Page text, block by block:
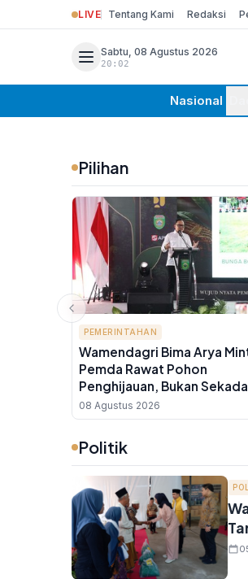
LIVE Tentang Kami Redaksi
Sabtu, 08 Agustus 2026
20:02
Nasional
Pilihan
PEMERINTAHAN
Wamendagri Bima Arya
Pemda Rawat Pohon
Penghijauan, Bukan
Tanam Lalu Ditinggal
08 Agustus 2026
Politik